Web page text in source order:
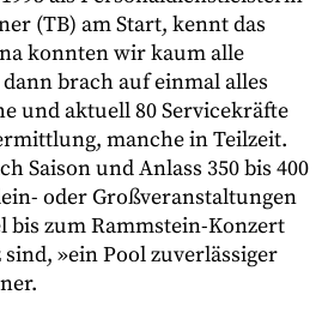
(TB) am Start, kennt das
konnten wir kaum alle
brach auf einmal alles
und aktuell 80 Servicekräfte
manche in Teilzeit.
Saison und Anlass 350 bis 400
oder Großveranstaltungen
bis zum Rammstein-Konzert
»ein Pool zuverlässiger